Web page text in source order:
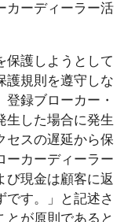
カーディーラー活
保護しようとして
護規則を遵守しな
録ブローカー・
生した場合に発生
セスの遅延から保
ーカーディーラー
び現金は顧客に返
です。」と記述さ
とが原則であると